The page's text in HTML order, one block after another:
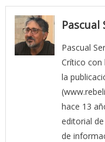
Pascual
Pascual
Crítico con
la
hace 13
editorial
de